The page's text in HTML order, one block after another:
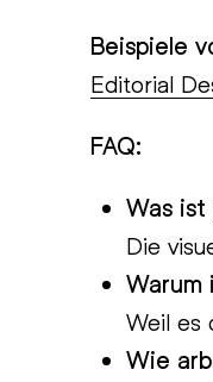
Beispiele
Editorial
FAQ:
Was ist
Die
Warum
Weil es
Wie